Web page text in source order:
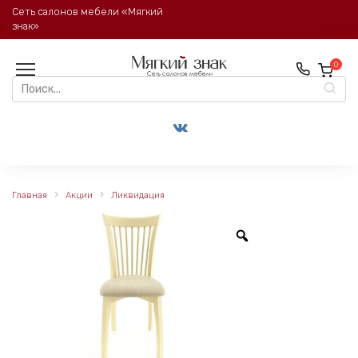
Перейти
содержанию
Сеть салонов мебели «Мягкий
знак»
Search
for:
0
Главная Акции Ликвидация